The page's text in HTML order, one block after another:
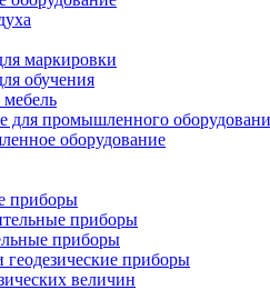
маркировки
обучения
для промышленного
оборудование
приборы
приборы
приборы
приборы
величин